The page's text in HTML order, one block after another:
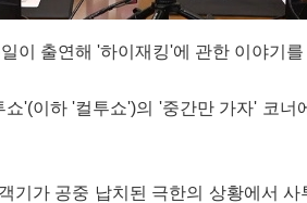
이 출연해 '하이재킹'에 관한 이야기를
'(이하 '컬투쇼')의 '중간만 가자' 코너
기가 공중 납치된 극한의 상황에서 사